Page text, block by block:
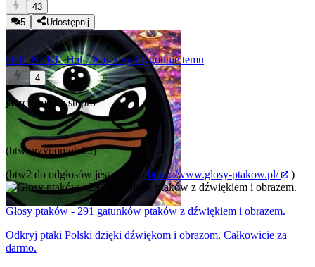
43
5
Udostępnij
Half_NEET_Half_Amazing3 tygodnie temu
4
jaszczomp na stopro
(btw przypomniał...)
(btw2 do odgłosów jest stronka https://www.glosy-ptakow.pl/ )
Głosy ptaków - 291 gatunków ptaków z dźwiękiem i obrazem.
Odkryj ptaki Polski dzięki dźwiękom i obrazom. Całkowicie za
darmo.